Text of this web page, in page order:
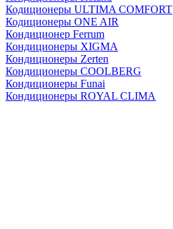
Кодиционеры ULTIMA COMFORT
Кодиционеры ONE AIR
Кондиционер Ferrum
Кондиционеры XIGMA
Кондиционеры Zerten
Кондиционеры СOOLBERG
Кондиционеры Funai
Кондиционеры ROYAL CLIMA